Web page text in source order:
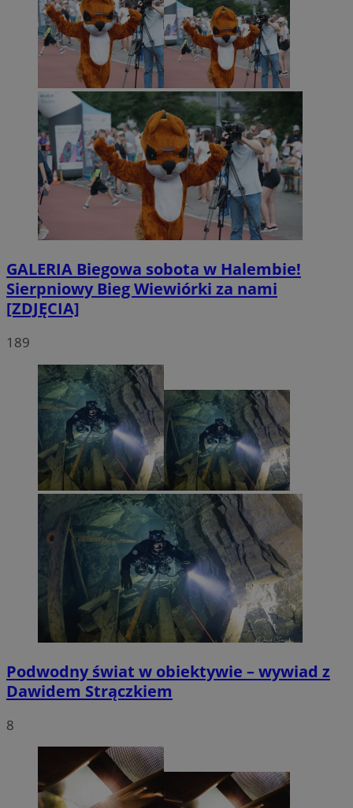
GALERIA Biegowa sobota w Halembie!
Sierpniowy Bieg Wiewiórki za nami
[ZDJĘCIA]
189
Podwodny świat w obiektywie – wywiad z
Dawidem Strączkiem
8